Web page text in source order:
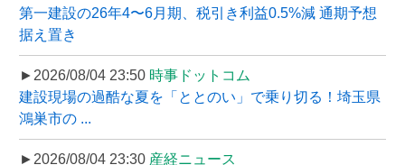
第一建設の26年4〜6月期、税引き利益0.5%減 通期予想
据え置き
►2026/08/04 23:50 時事ドットコム
建設現場の過酷な夏を「ととのい」で乗り切る！埼玉県
鴻巣市の ...
►2026/08/04 23:30 産経ニュース